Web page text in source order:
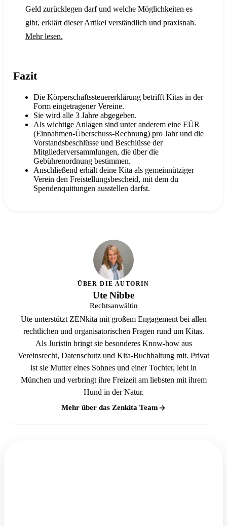
Geld zurücklegen darf und welche Möglichkeiten es
gibt, erklärt dieser Artikel verständlich und praxisnah.
Mehr lesen.
Fazit
Die Körperschaftssteuererklärung betrifft Kitas in der
Form eingetragener Vereine.
Sie wird alle 3 Jahre abgegeben.
Als wichtige Anlagen sind unter anderem eine EÜR
(Einnahmen-Überschuss-Rechnung) pro Jahr und die
Vorstandsbeschlüsse und Beschlüsse der
Mitgliederversammlungen, die über die
Gebührenordnung bestimmen.
Anschließend erhält deine Kita als gemeinnütziger
Verein den Freistellungsbescheid, mit dem du
Spendenquittungen ausstellen darfst.
ÜBER DIE AUTORIN
Ute Nibbe
Rechtsanwältin
Ute unterstützt ZENkita mit großem Engagement bei allen
rechtlichen und organisatorischen Fragen rund um Kitas.
Als Juristin bringt sie besonderes Know-how aus
Vereinsrecht, Datenschutz und Kita-Buchhaltung mit. Privat
ist sie Mutter eines Sohnes und einer Tochter, lebt in
München und verbringt ihre Freizeit am liebsten mit ihrem
Hund in der Natur.
Mehr über das Zenkita Team